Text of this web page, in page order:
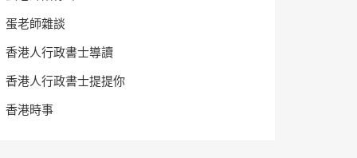
蛋老師雜談
香港人行政書士導讀
香港人行政書士提提你
香港時事